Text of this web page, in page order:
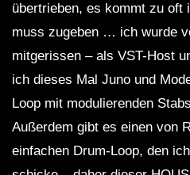
Dub Techno
DUB TECHNO
übertrieben, es kommt zu oft
muss zugeben … ich wurde
mitgerissen – als VST-Host
ich dieses Mal Juno und
Loop mit modulierenden
Außerdem gibt es einen von
einfachen Drum-Loop, den